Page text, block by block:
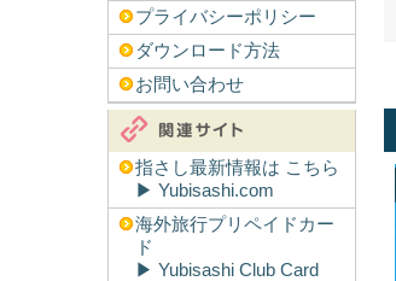
プライバシーポリシー
ダウンロード方法
お問い合わせ
指さし最新情報は こちら
▶︎ Yubisashi.com
海外旅行プリペイドカー
ド
▶︎ Yubisashi Club Card